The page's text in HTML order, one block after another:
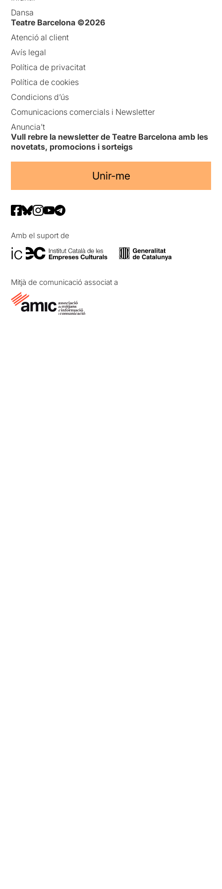
Dansa
Teatre Barcelona ©2026
Atenció al client
Avís legal
Política de privacitat
Política de cookies
Condicions d’ús
Comunicacions comercials i Newsletter
Anuncia’t
Vull rebre la newsletter de Teatre Barcelona amb les
novetats, promocions i sorteigs
Unir-me
Amb el suport de
Mitjà de comunicació associat a